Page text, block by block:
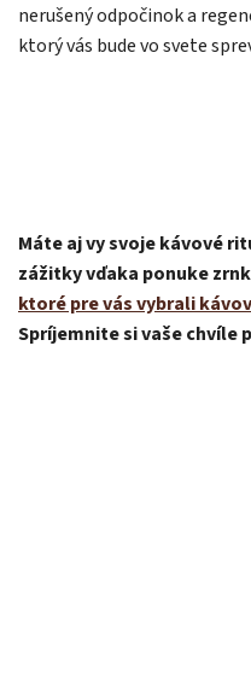
nerušený odpočinok a
ktorý vás bude vo svete
Máte aj vy svoje kávové
zážitky vďaka ponuke
ktoré pre vás vybrali
Spríjemnite si vaše chvíle